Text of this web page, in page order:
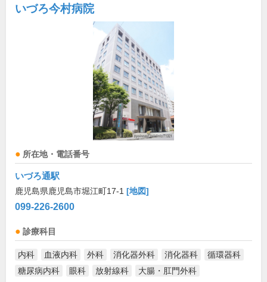
いづろ今村病院
所在地・電話番号
いづろ通駅
鹿児島県鹿児島市堀江町17-1 [地図]
099-226-2600
診療科目
内科 血液内科 外科 消化器外科 消化器科
循環器科
糖尿病内科
眼科 放射線科 大腸・肛門外科